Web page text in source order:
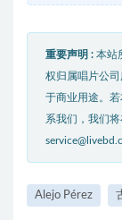
重要声明 : 本站
权归属唱片公
于商业用途。
系我们，我们
Alejo Pérez